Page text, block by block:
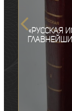
«Русская